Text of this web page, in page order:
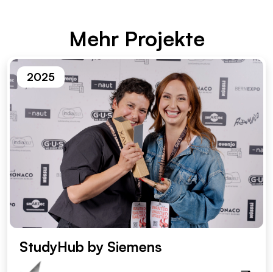
Mehr Pro­jek­te
2025
StudyHub by Siemens